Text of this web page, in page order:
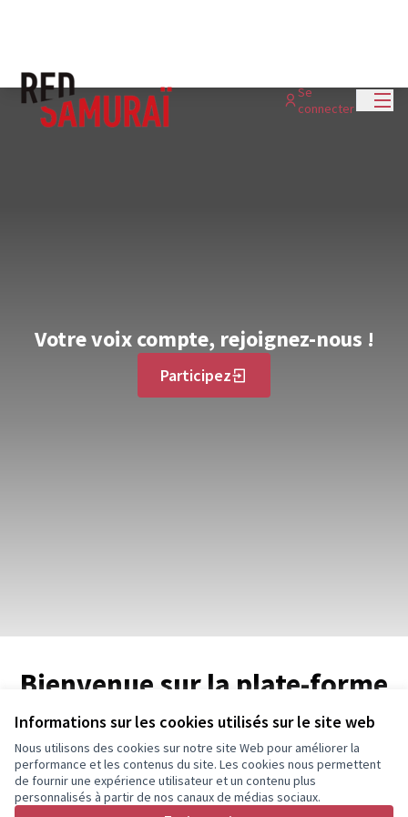
Informations sur les cookies utilisés sur le site web
Nous utilisons des cookies sur notre site Web pour améliorer la
performance et les contenus du site. Les cookies nous permettent
de fournir une expérience utilisateur et un contenu plus
personnalisés à partir de nos canaux de médias sociaux.
Se
connecter
Votre voix compte, rejoignez-nous !
Participez
Bienvenue sur la plate-forme
participative de Red Samurai.
Construisons une société plus ouverte, transparente et